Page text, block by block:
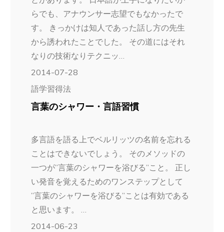
らでも、アナウンサー志望でもなかったで
す。 きっかけは知人であった話し方の先生
から誘われたことでした。 その道にはそれ
なりの技術なりテクニッ…
2014-07-28
語学習得法
言葉のシャワー・言語習慣
多言語を語る上でベルリッツの名前を忘れる
ことはできないでしょう。 そのメソッドの
一つが”言葉のシャワーを浴びる”こと。 正し
い発音を覚えるためのワンステップとして
”言葉のシャワーを浴びる”ことは有効である
と思います。 …
2014-06-23